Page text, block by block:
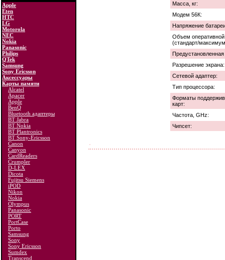
Apple
Eten
HTC
LG
Motorola
NEC
Nokia
Panasonic
Philips
QTek
Samsung
Sony Ericsson
Аксессуары
Карты памяти
Alcatel
Apacer
Apple
BenQ
Bluetooth адаптеры
BT Jabra
BT Nokia
BT Plantronics
BT Sony-Ericsson
Canon
Canyon
CardReaders
Crumpler
D-LEX
Dicota
Fujitsu Siemens
iPOD
Nikon
Nokia
Olympus
Panasonic
PORT
PortCase
Porto
Samsung
Sony
Sony Ericsson
Sumdex
Transcend
Масса, кг:
Модем 56К:
Напряжение
Объем
(стандарт/
Разрешение экрана:
Сетевой адаптер:
Тип процессора:
Форматы
карт:
Частота, GHz:
Чипсет: